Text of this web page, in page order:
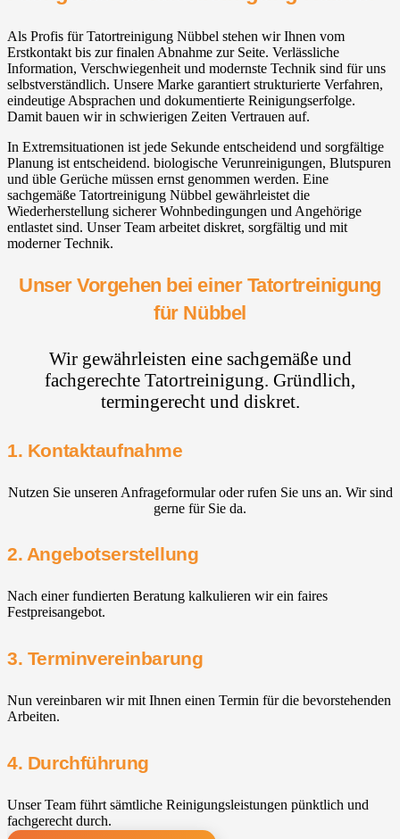
Als Profis für Tatortreinigung Nübbel stehen wir Ihnen vom
Erstkontakt bis zur finalen Abnahme zur Seite. Verlässliche
Information, Verschwiegenheit und modernste Technik sind für uns
selbstverständlich. Unsere Marke garantiert strukturierte Verfahren,
eindeutige Absprachen und dokumentierte Reinigungserfolge.
Damit bauen wir in schwierigen Zeiten Vertrauen auf.
In Extremsituationen ist jede Sekunde entscheidend und sorgfältige
Planung ist entscheidend. biologische Verunreinigungen, Blutspuren
und üble Gerüche müssen ernst genommen werden. Eine
sachgemäße Tatortreinigung Nübbel gewährleistet die
Wiederherstellung sicherer Wohnbedingungen und Angehörige
entlastet sind. Unser Team arbeitet diskret, sorgfältig und mit
moderner Technik.
Unser Vorgehen bei einer Tatortreinigung
für Nübbel
Wir gewährleisten eine sachgemäße und
fachgerechte Tatortreinigung. Gründlich,
termingerecht und diskret.
1. Kontaktaufnahme
Nutzen Sie unseren Anfrageformular oder rufen Sie uns an. Wir sind
gerne für Sie da.
2. Angebotserstellung
Nach einer fundierten Beratung kalkulieren wir ein faires
Festpreisangebot.
3. Terminvereinbarung
Nun vereinbaren wir mit Ihnen einen Termin für die bevorstehenden
Arbeiten.
4. Durchführung
Unser Team führt sämtliche Reinigungsleistungen pünktlich und
fachgerecht durch.